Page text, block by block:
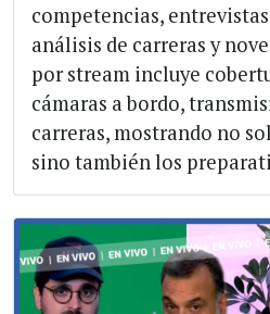
competencias,
análisis de carreras y
por stream incluye
cámaras a bordo,
carreras, mostrando no
sino también los